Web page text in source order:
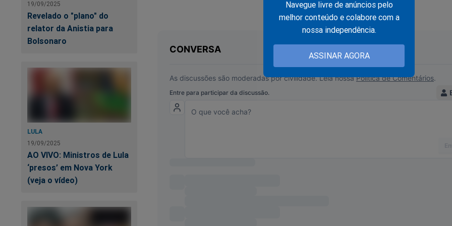
Navegue livre de anúncios pelo
melhor conteúdo e colabore com a
nossa independência.
ASSINAR AGORA
19/09/2025
Revelado o "plano" do
relator da Anistia para
Bolsonaro
LULA
19/09/2025
AO VIVO: Ministros de Lula
‘presos’ em Nova York
(veja o vídeo)
Só porque ajudou o enriquecimento ilícito de seus filhos em troca do favorecimento
Só porque vendeu medidas provisórias isentando montadoras de impostos em troca
Só porque inchou o governo e as estatais com centenas de milhares de funcionários
supérfluos, quebrando o estado e provocando déficit público recorde?
Só porque loteou mais de 30 mil cargos de confiança com seus apaniguados, dando o